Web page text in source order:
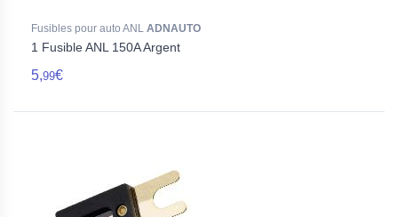
Fusibles pour auto ANL ADNAUTO
1 Fusible ANL 150A Argent
5,99€